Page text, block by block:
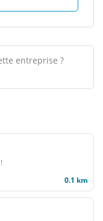
entreprise ?
0.1 km